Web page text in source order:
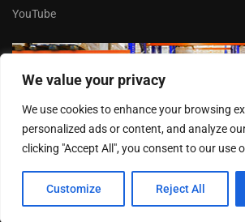
We value your privacy
We use cookies to enhance your browsing
personalized ads or content, and analyze
clicking "Accept All", you consent to our use
Customize Reject All
YouTube
Trabaja con
Entrar
©